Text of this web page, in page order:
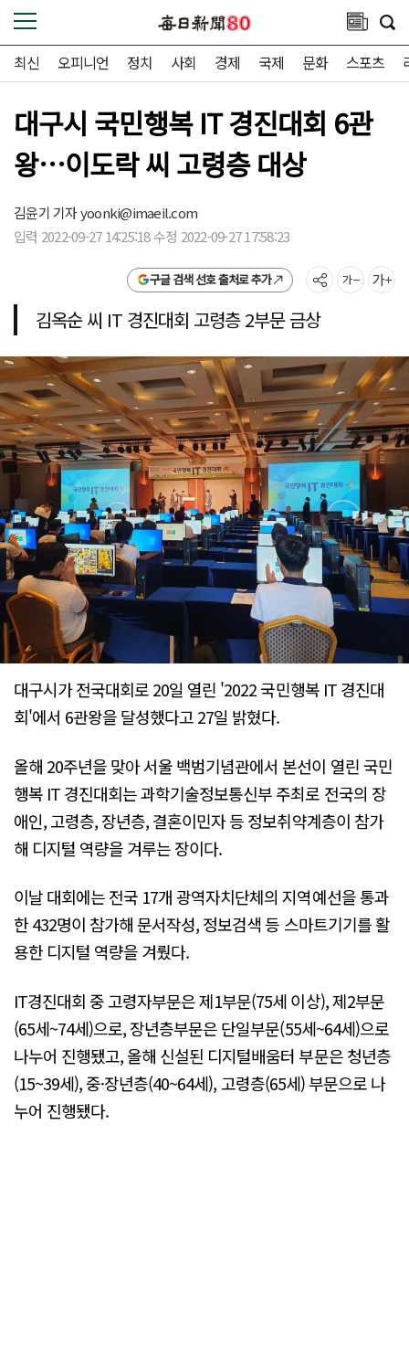
최신 오피니언 정치 사회 경제 국제 문화 스포츠
대구시 국민행복 IT 경진대회 6관
왕…이도락 씨 고령층 대상
김윤기 기자yoonki@imaeil.com
입력 2022-09-27 14:25:18 수정 2022-09-27 17:58:23
구글 검색 선호 출처로 추가
김옥순 씨 IT 경진대회 고령층 2부문 금상
대구시가 전국대회로 20일 열린 '2022 국민행복 IT 경진대
회'에서 6관왕을 달성했다고 27일 밝혔다.
올해 20주년을 맞아 서울 백범기념관에서 본선이 열린 국민
행복 IT 경진대회는 과학기술정보통신부 주최로 전국의 장
애인, 고령층, 장년층, 결혼이민자 등 정보취약계층이 참가
해 디지털 역량을 겨루는 장이다.
이날 대회에는 전국 17개 광역자치단체의 지역예선을 통과
한 432명이 참가해 문서작성, 정보검색 등 스마트기기를 활
용한 디지털 역량을 겨뤘다.
IT경진대회 중 고령자부문은 제1부문(75세 이상), 제2부문
(65세~74세)으로, 장년층부문은 단일부문(55세~64세)으로
나누어 진행됐고, 올해 신설된 디지털배움터 부문은 청년층
(15~39세), 중·장년층(40~64세), 고령층(65세) 부문으로 나
누어 진행됐다.